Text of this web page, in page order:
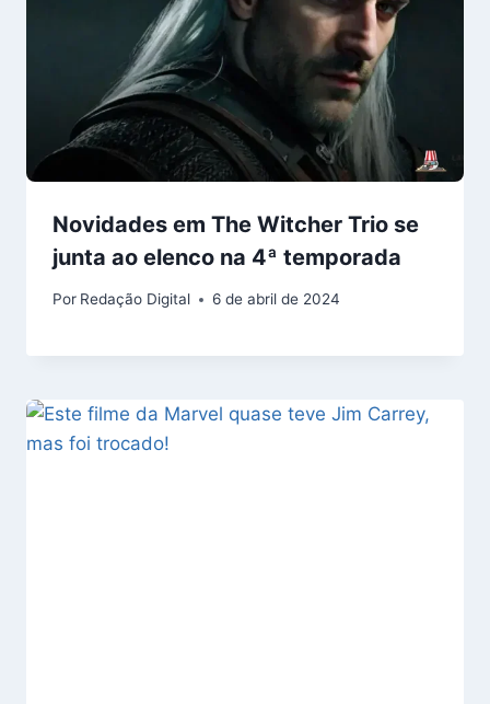
Novidades em The Witcher Trio se
junta ao elenco na 4ª temporada
Por Redação Digital 6 de abril de 2024